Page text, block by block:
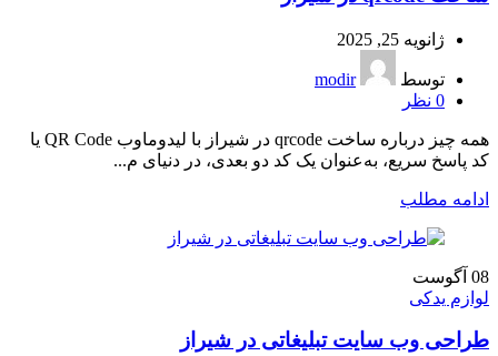
ژانویه 25, 2025
توسط
modir
0 نظر
همه چیز درباره ساخت qrcode در شیراز با لیدوماوب QR Code یا
کد پاسخ سریع، به‌عنوان یک کد دو بعدی، در دنیای م...
ادامه مطلب
08 آگوست
لوازم یدکی
طراحی وب سایت تبلیغاتی در شیراز